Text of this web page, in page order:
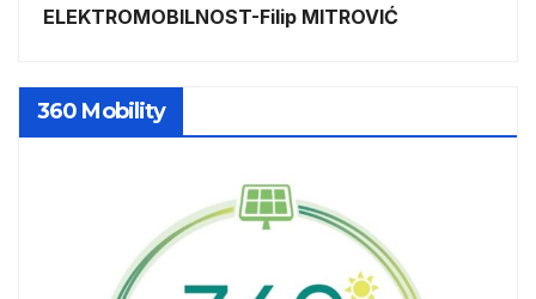
ELEKTROMOBILNOST-Filip MITROVIĆ
360 Mobility